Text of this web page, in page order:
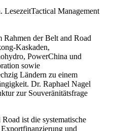
LesezeitTactical Management
der Belt and Road
Kaskaden,
PowerChina und
sowie
Ländern zu einem
Dr. Raphael Nagel
zur Souveränitätsfrage
ist die systematische
und